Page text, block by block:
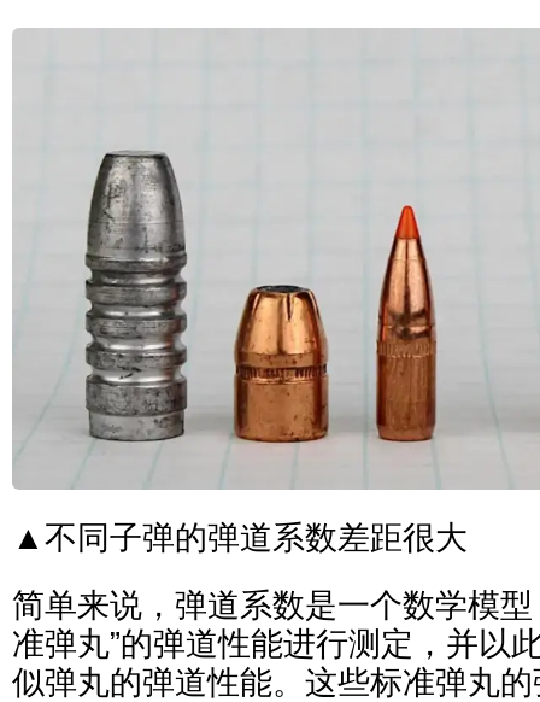
▲不同子弹的弹道系数差距很大
简单来说，弹道系数是一个数学模
准弹丸”的弹道性能进行测定，并以
似弹丸的弹道性能。这些标准弹丸